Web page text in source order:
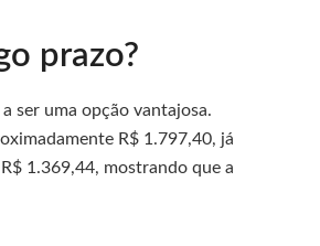
prazo?
ser uma opção vantajosa.
R$ 1.797,40, já
1.369,44, mostrando que a